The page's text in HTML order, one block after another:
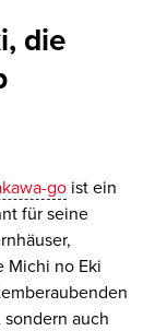
die
goist ein
für seine
Michi no Eki
auch